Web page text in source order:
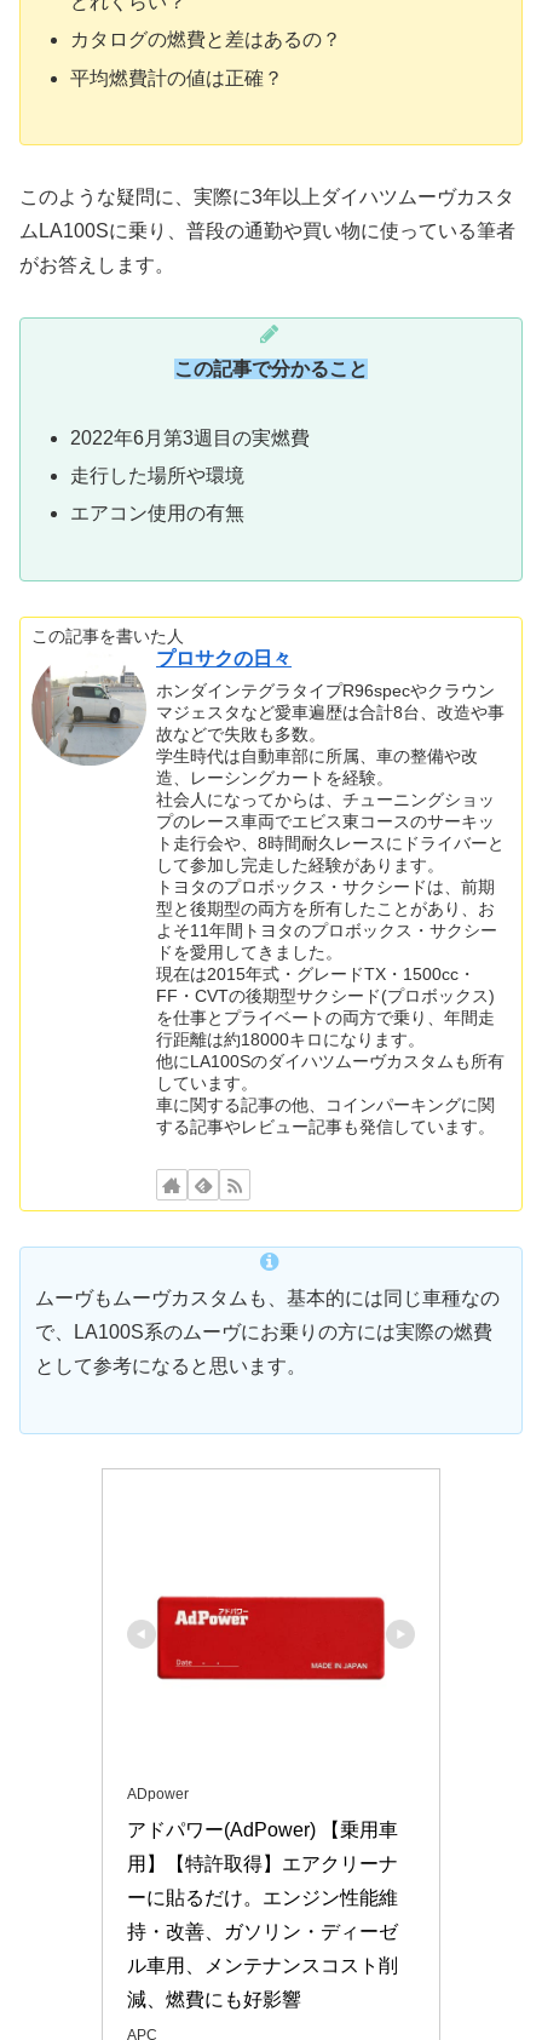
カタログの燃費と差はあるの？
平均燃費計の値は正確？
このような疑問に、実際に3年以上ダイハツムーヴカスタ
ムLA100Sに乗り、普段の通勤や買い物に使っている筆者
がお答えします。
この記事で分かること
2022年6月第3週目の実燃費
走行した場所や環境
エアコン使用の有無
この記事を書いた人
プロサクの日々
ホンダインテグラタイプR96specやクラウン
マジェスタなど愛車遍歴は合計8台、改造や事
故などで失敗も多数。
学生時代は自動車部に所属、車の整備や改
造、レーシングカートを経験。
社会人になってからは、チューニングショッ
プのレース車両でエビス東コースのサーキッ
ト走行会や、8時間耐久レースにドライバーと
して参加し完走した経験があります。
トヨタのプロボックス・サクシードは、前期
型と後期型の両方を所有したことがあり、お
よそ11年間トヨタのプロボックス・サクシー
ドを愛用してきました。
現在は2015年式・グレードTX・1500cc・
FF・CVTの後期型サクシード(プロボックス)
を仕事とプライベートの両方で乗り、年間走
行距離は約18000キロになります。
他にLA100Sのダイハツムーヴカスタムも所有
しています。
車に関する記事の他、コインパーキングに関
する記事やレビュー記事も発信しています。
ムーヴもムーヴカスタムも、基本的には同じ車種なの
で、LA100S系のムーヴにお乗りの方には実際の燃費
として参考になると思います。
ADpower
アドパワー(AdPower) 【乗用車
用】【特許取得】エアクリーナ
ーに貼るだけ。エンジン性能維
持・改善、ガソリン・ディーゼ
ル車用、メンテナンスコスト削
減、燃費にも好影響
APC